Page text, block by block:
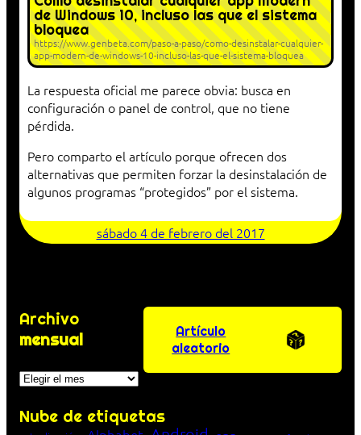
de Windows 10, incluso las que el sistema
bloquea
https://www.genbeta.com/paso-a-paso/como-desinstalar-cualquier-
app-modern-de-windows-10-incluso-las-que-el-sistema-bloquea
La respuesta oficial me parece obvia: busca en
configuración o panel de control, que no tiene
pérdida.
Pero comparto el artículo porque ofrecen dos
alternativas que permiten forzar la desinstalación de
algunos programas “protegidos” por el sistema.
sábado 4 de febrero del 2017
Archivo
mensual
Archivos
Artículo
aleatorio
Nube de etiquetas